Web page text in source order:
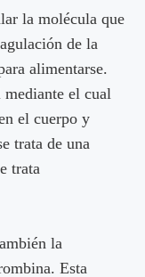
la molécula que
de la
alimentarse.
mediante el cual
el cuerpo y
trata de una
trata
la
Esta